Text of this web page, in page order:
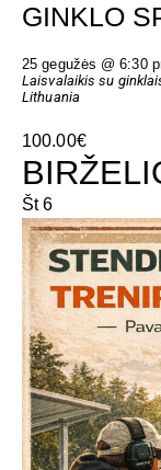
GINKLO
25 gegužės @ 6:30
Laisvalaikis su
Lithuania
100.00€
Št6